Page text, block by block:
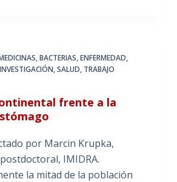
,BACTERIAS,ENFERMEDAD,
INVESTIGACIÓN,SALUD, TRABAJO
frente a la
por Marcin Krupka,
IMIDRA.
la mitad de la población